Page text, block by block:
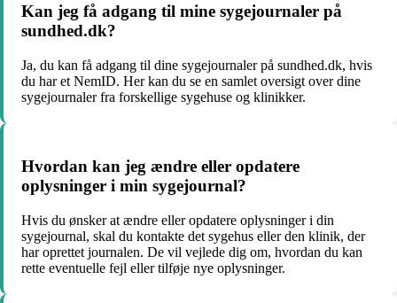
Kan jeg få adgang til mine sygejournaler på
sundhed.dk?
Ja, du kan få adgang til dine sygejournaler på sundhed.dk, hvis
du har et NemID. Her kan du se en samlet oversigt over dine
sygejournaler fra forskellige sygehuse og klinikker.
Hvordan kan jeg ændre eller opdatere
oplysninger i min sygejournal?
Hvis du ønsker at ændre eller opdatere oplysninger i din
sygejournal, skal du kontakte det sygehus eller den klinik, der
har oprettet journalen. De vil vejlede dig om, hvordan du kan
rette eventuelle fejl eller tilføje nye oplysninger.